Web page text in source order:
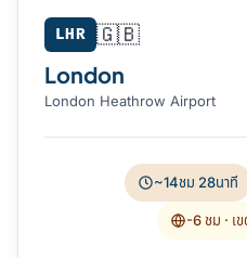
LHR 🇬🇧
London
London Heathrow Airport
~14ชม 28นาที
-6 ชม · เ